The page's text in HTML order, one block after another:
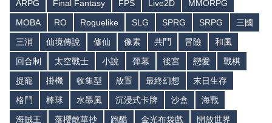
ARPG Final Fantasy FPS Live2D
MMORPG
MOBA
RO Roguelike SLG SPRG SRPG
三國
三消
仙境傳說 修仙 像素 共鬥 冒險
和風
回合制
太空戰士 小說 彈幕 後宮 戀愛
戰棋
捉寵
掛機 收集型 放置 最終幻想
末日生存
格鬥
棒球 水墨風 沉浸式卡牌 沙盒
海戰
海賊王
落櫻散華抄 跑酷 金光布袋戲
開放世界